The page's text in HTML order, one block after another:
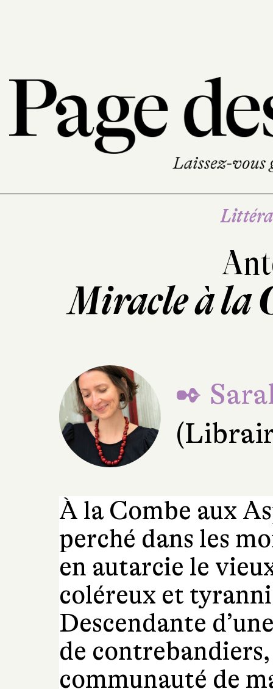
Miracle à la
✒
À la Combe aux
perché dans les
en autarcie le
coléreux et
Descendante
de
communauté de